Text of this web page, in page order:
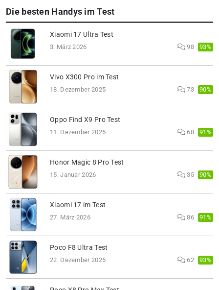
Die besten Handys im Test
Xiaomi 17 Ultra Test
3. März 2026 98 93%
Vivo X300 Pro im Test
18. Dezember 2025 73 90%
Oppo Find X9 Pro Test
11. Dezember 2025 68 91%
Honor Magic 8 Pro Test
15. Januar 2026 35 90%
Xiaomi 17 im Test
27. März 2026 86 91%
Poco F8 Ultra Test
22. Dezember 2025 62 93%